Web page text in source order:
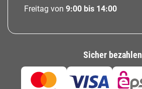
Freitag von 9:00 bis 14:00
Sicher bezahlen